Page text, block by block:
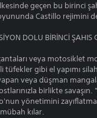
geçen bu birinci
Castillo rejimini
DOLU BİRİNCİ ŞAHIS
veya motosiklet
tüfekler gibi el yapımı
veya düşman
birlikte savaşın.
yönetimini
kılar.